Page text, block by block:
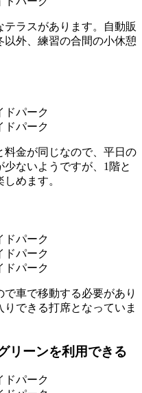
ラスがあります。自動販
外、練習の合間の小休憩
料金が同じなので、平日の
ないようですが、1階と
めます。
車で移動する必要があり
できる打席となっていま
リーンを利用できる